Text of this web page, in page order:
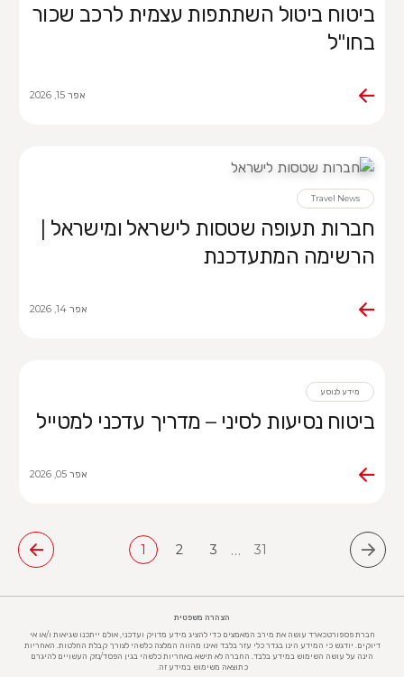
ביטוח ביטול השתתפות עצמית לרכב שכור
בחו"ל
אפר 15, 2026
Travel News
חברות תעופה שטסות לישראל ומישראל |
הרשימה המתעדכנת
אפר 14, 2026
מידע לנוסע
ביטוח נסיעות לסיני – מדריך עדכני למטייל
אפר 05, 2026
1 2 3 … 31
הצהרה משפטית
חברת פספורטכארד עושה את מירב המאמצים כדי להציג מידע מדויק ועדכני, אולם ייתכנו שגיאות ו/או אי
דיוקים. יודגש כי המידע הינו בגדר כלי עזר בלבד ואינו מהווה המלצה כלשהי לצורך קבלת החלטות. האחריות
הינה על עושה השימוש במידע בלבד. החברה לא תישא באחריות כלשהי בגין הפסד/נזק העשויים להיגרם
כתוצאה משימוש במידע זה.